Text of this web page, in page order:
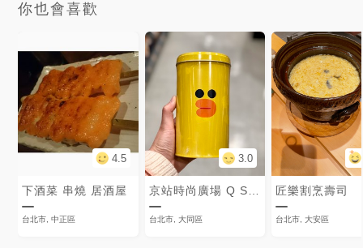
你也會喜歡
4.5
下酒菜 串燒 居酒屋
台北市, 中正區
3.0
京站時尚廣場 Q Square
台北市, 大同區
匠樂割烹壽司
台北市, 大安區